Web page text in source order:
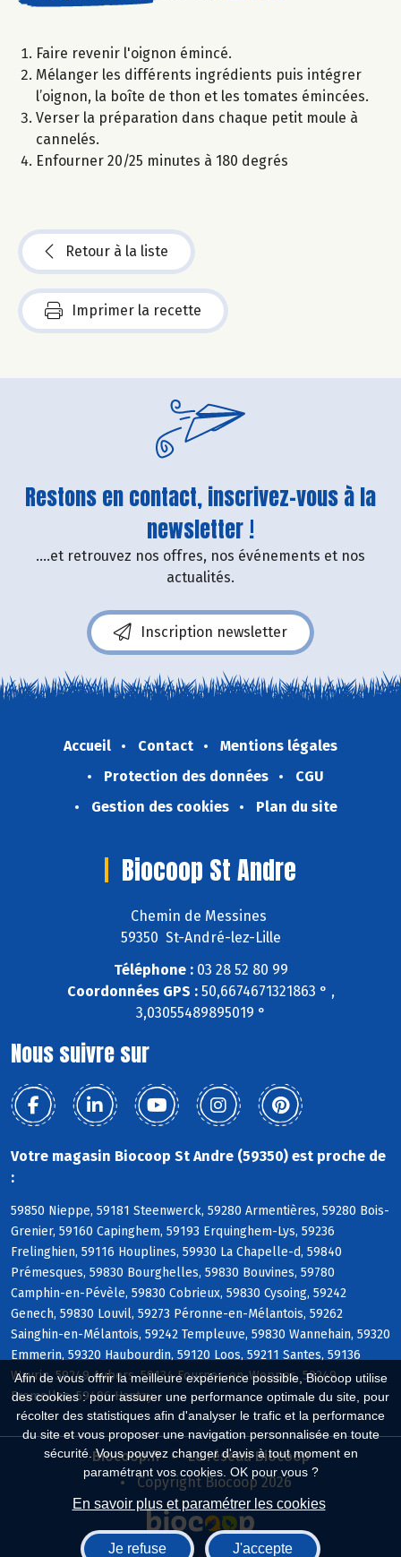
Afin de vous offrir la meilleure expérience possible, Biocoop utilise
des cookies : pour assurer une performance optimale du site, pour
récolter des statistiques afin d'analyser le trafic et la performance
du site et vous proposer une navigation personnalisée en toute
sécurité. Vous pouvez changer d'avis à tout moment en
paramétrant vos cookies. OK pour vous ?
En savoir plus et paramétrer les cookies
Je refuse J'accepte
Faire revenir l'oignon émincé.
Mélanger les différents ingrédients puis intégrer
l’oignon, la boîte de thon et les tomates émincées.
Verser la préparation dans chaque petit moule à
cannelés.
Enfourner 20/25 minutes à 180 degrés
Retour à la liste
Imprimer la recette
Restons en contact, inscrivez-vous à la
newsletter !
....et retrouvez nos offres, nos événements et nos
actualités.
Inscription newsletter
Accueil Contact
Mentions légales
Protection des données
CGU
Gestion des cookies
Plan du site
Biocoop St Andre
Chemin de Messines
59350 St-André-lez-Lille
Téléphone :03 28 52 80 99
Coordonnées GPS :50,6674671321863 ° ,
3,03055489895019 °
Nous suivre sur
Votre magasin Biocoop St Andre (59350) est proche de
:
59850 Nieppe, 59181 Steenwerck, 59280 Armentières, 59280 Bois-
Grenier, 59160 Capinghem, 59193 Erquinghem-Lys, 59236
Frelinghien, 59116 Houplines, 59930 La Chapelle-d, 59840
Prémesques, 59830 Bourghelles, 59830 Bouvines, 59780
Camphin-en-Pévèle, 59830 Cobrieux, 59830 Cysoing, 59242
Genech, 59830 Louvil, 59273 Péronne-en-Mélantois, 59262
Sainghin-en-Mélantois, 59242 Templeuve, 59830 Wannehain, 59320
Emmerin, 59320 Haubourdin, 59120 Loos, 59211 Santes, 59136
Wavrin, 59249 Aubers, 59134 Fournes-en-Weppes, 59249
Fromelles, 59496 Hantay
Biocoop.fr
Le réseau Biocoop
Copyright Biocoop 2026